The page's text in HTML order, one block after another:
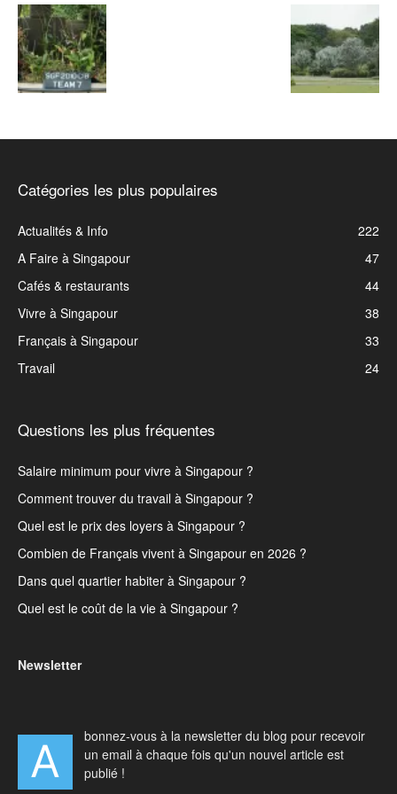
Catégories les plus populaires
Actualités & Info
222
A Faire à Singapour
47
Cafés & restaurants
44
Vivre à Singapour
38
Français à Singapour
33
Travail
24
Questions les plus fréquentes
Salaire minimum pour vivre à Singapour ?
Comment trouver du travail à Singapour ?
Quel est le prix des loyers à Singapour ?
Combien de Français vivent à Singapour en 2026 ?
Dans quel quartier habiter à Singapour ?
Quel est le coût de la vie à Singapour ?
Newsletter
A
bonnez-vous à la newsletter du blog pour recevoir
un email à chaque fois qu'un nouvel article est
publié !